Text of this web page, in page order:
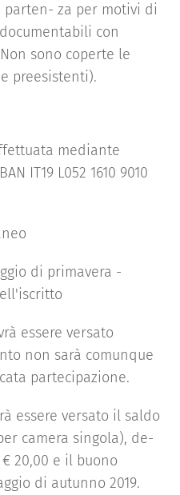
za per motivi di
con
sono coperte le
preesistenti).
mediante
IT19 L052 1610 9010
di primavera -
essere versato
non sarà comunque
partecipazione.
essere versato il saldo
camera singola), de-
20,00 e il buono
di autunno 2019.